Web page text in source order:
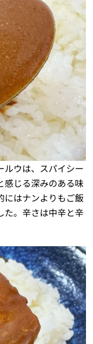
ルウは、スパイシー
感じる深みのある味
にはナンよりもご飯
た。辛さは中辛と辛